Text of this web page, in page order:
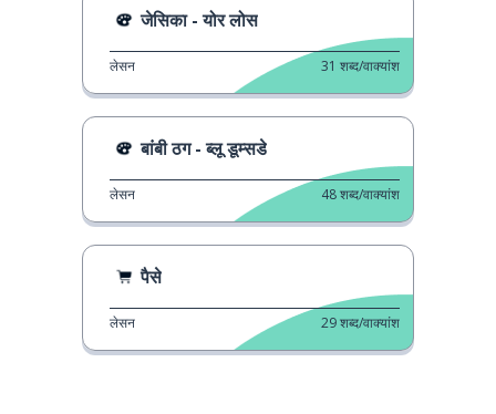
जेसिका - योर लोस
लेसन 31 शब्द/वाक्यांश
बांबी ठग - ब्लू डूम्सडे
लेसन 48शब्द/वाक्यांश
पैसे
लेसन 29शब्द/वाक्यांश